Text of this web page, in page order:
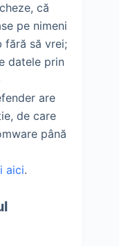
că
pe nimeni
fără să vrei;
datele prin
are
de care
până
aici.